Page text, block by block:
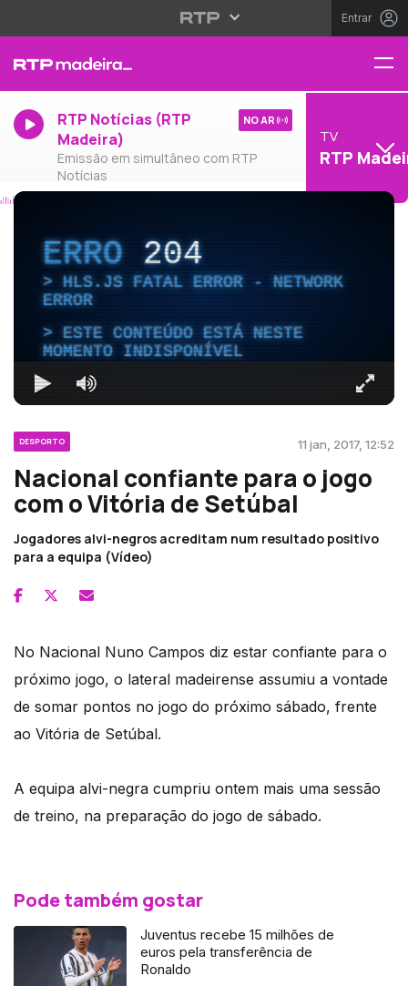
Entrar
RTP Notícias (RTP
Madeira)
Emissão em simultâneo com RTP
Notícias
NO AR
TV
RTP
ERRO204
HLS.JS FATAL ERROR - NETWORK
ERROR
ESTE CONTEÚDO ESTÁ NESTE
MOMENTO INDISPONÍVEL
DESPORTO 11 jan, 2017, 12:52
Nacional confiante para o jogo
com o Vitória de Setúbal
Jogadores alvi-negros acreditam num resultado positivo
para a equipa (Vídeo)
No Nacional Nuno Campos diz estar confiante para o
próximo jogo, o lateral madeirense assumiu a vontade
de somar pontos no jogo do próximo sábado, frente
ao Vitória de Setúbal.
A equipa alvi-negra cumpriu ontem mais uma sessão
de treino, na preparação do jogo de sábado.
Pode também gostar
Juventus recebe 15 milhões de
euros pela transferência de
Ronaldo